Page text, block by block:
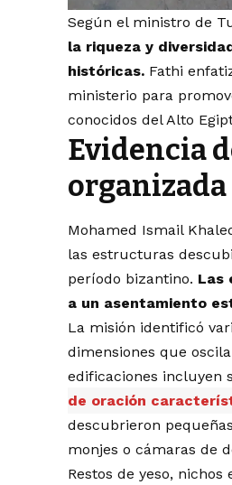
Según el ministro de
la riqueza y
históricas. Fathi
ministerio para
conocidos del Alto
Evidencia
organizada
Mohamed Ismail
las estructuras
período bizantino. Las
a un asentamiento
La misión identificó
dimensiones que
edificaciones incluyen
de oración
descubrieron
monjes o cámaras de
Restos de yeso,